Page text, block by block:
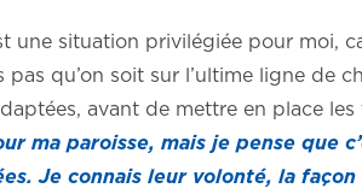
une situation privilégiée pour moi,
qu’on soit sur l’ultime ligne de
avant de mettre en place
ma paroisse, mais je pense que
Je connais leur volonté, la